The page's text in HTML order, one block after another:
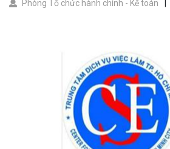
Phòng Tổ chức hành chính - Kế toán